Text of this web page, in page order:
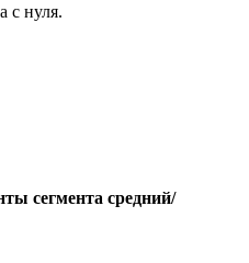
с нуля.
сегмента средний/